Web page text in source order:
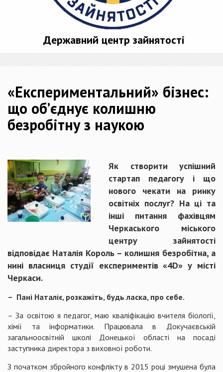
Державний центр зайнятості
«Експериментальний» бізнес:
що об’єднує колишню
безробітну з наукою
Як створити успішний
стартап педагогу і що
нового чекати на ринку
освітніх послуг? На ці та
інші питання фахівцям
Черкаського міського
центру зайнятості
відповідає Наталія Король – колишня безробітна, а
нині власниця студії експериментів «4D» у місті
Черкаси.
– Пані Наталіє, розкажіть, будь ласка, про себе.
– За освітою я педагог, маю кваліфікацію вчителя біології,
хімії та інформатики. Працювала в Докучаєвській
загальноосвітній школі Донецької області на посаді
заступника директора з виховної роботи.
З початком збройного конфлікту в 2015 році змушена була